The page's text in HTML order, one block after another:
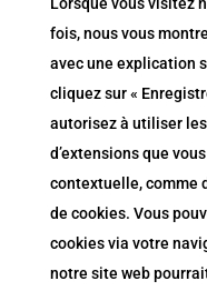
fois, nous vous
avec une explication
cliquez sur «
autorisez à utiliser
d’extensions que
contextuelle, comme
de cookies. Vous
cookies via votre
notre site web